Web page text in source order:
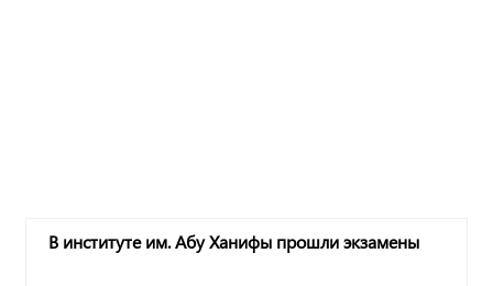
В институте им. Абу Ханифы прошли экзамены